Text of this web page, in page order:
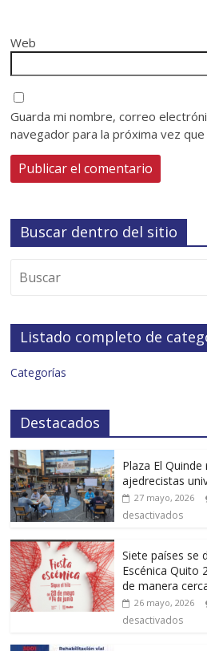
Web
Guarda mi nombre, correo
navegador para la próxima vez
Buscar dentro del sitio
Listado completo de
Categorías
Destacados
Plaza El
ajedrecistas
27 mayo, 2026
desactivados
Siete países se
Escénica Quito
de manera
26 mayo, 2026
desactivados